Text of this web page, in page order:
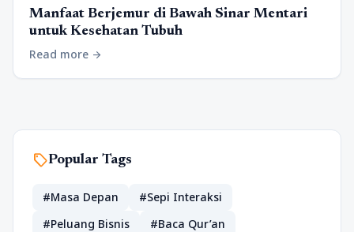
Manfaat Berjemur di Bawah Sinar Mentari
untuk Kesehatan Tubuh
Read more arrow_forward
sellPopular Tags
#Masa Depan
#Sepi Interaksi
#Peluang Bisnis
#Baca Qur’an